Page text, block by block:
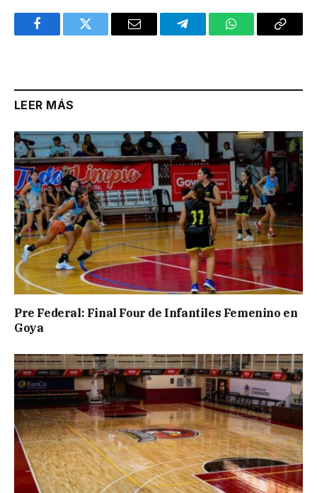
FacebookTwitter Email TelegramWhatsAppCopy
LEER MÁS
Pre Federal: Final Four de Infantiles Femenino en
Goya